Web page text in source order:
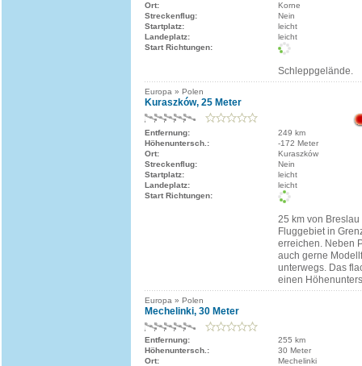
Ort:
Korne
Streckenflug:
Nein
Startplatz:
leicht
Landeplatz:
leicht
Start Richtungen:
Schleppgelände.
Europa » Polen
Kuraszków, 25 Meter
Entfernung:
249 km
Höhenuntersch.:
-172 Meter
Ort:
Kuraszków
Streckenflug:
Nein
Startplatz:
leicht
Landeplatz:
leicht
Start Richtungen:
25 km von
Fluggebiet in
erreichen. Neben
auch gerne
unterwegs. Das
einen
Europa » Polen
Mechelinki, 30 Meter
Entfernung:
255 km
Höhenuntersch.:
30 Meter
Ort:
Mechelinki